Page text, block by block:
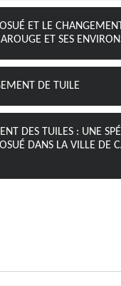
ET LE
ET SES
DE TUILE
DES TUILES : UNE
DANS LA VILLE DE